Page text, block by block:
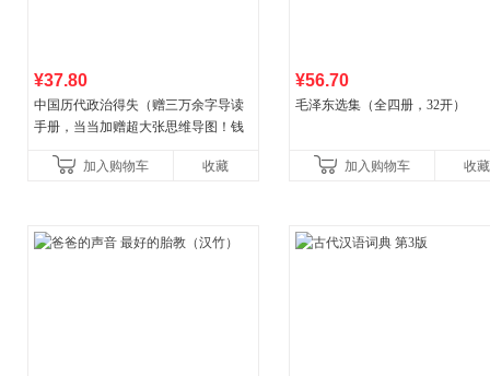
¥37.80
中国历代政治得失（赠三万余字导读
手册，当当加赠超大张思维导图！钱
书社最新修订！中学生
加入购物车 收藏
¥56.70
毛泽东选集（全四册，32开）
加入购物车 收藏